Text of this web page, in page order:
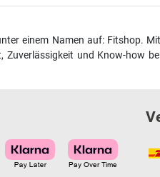
einem Namen auf: Fitshop.
und Know-how